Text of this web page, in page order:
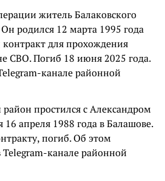
житель Балаковского
родился 12 марта 1995 года
для прохождения
СВО. Погиб 18 июня 2025 года.
канале районной
простился с Александром
апреля 1988 года в Балашове.
погиб. Об этом
канале районной